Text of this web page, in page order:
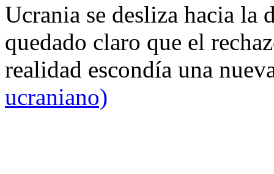
Ucrania se desliza hacia
quedado claro que el
realidad escondía una
ucraniano)